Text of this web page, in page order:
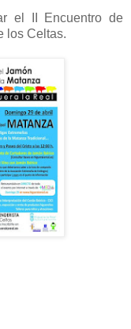
el II Encuentro de
los Celtas.